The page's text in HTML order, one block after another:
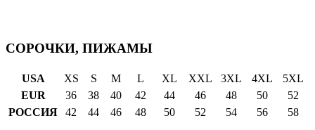
СОРОЧКИ, ПИЖАМЫ
USA XS S M L XL XXL 3XL 4XL
5XL
EUR
36 38 40 42 44 46 48 50
52
РОССИЯ
42 44 46 48 50 52 54 56 58